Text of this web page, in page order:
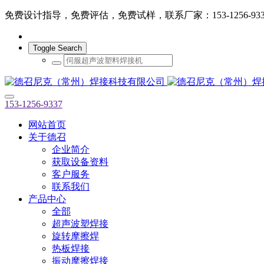
免费设计指导，免费评估，免费试样，联系厂家：153-1256-
Toggle Search
153-1256-9337
网站首页
关于德召
企业简介
获取设备资料
客户服务
联系我们
产品中心
全部
超声波塑焊接
旋转摩擦焊
热板焊接
振动摩擦焊接